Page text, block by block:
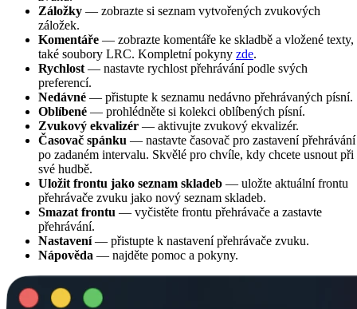
Záložky — zobrazte si seznam vytvořených zvukových
záložek.
Komentáře — zobrazte komentáře ke skladbě a vložené texty,
také soubory LRC. Kompletní pokyny zde.
Rychlost — nastavte rychlost přehrávání podle svých
preferencí.
Nedávné — přistupte k seznamu nedávno přehrávaných písní.
Oblíbené — prohlédněte si kolekci oblíbených písní.
Zvukový ekvalizér — aktivujte zvukový ekvalizér.
Časovač spánku — nastavte časovač pro zastavení přehrávání
po zadaném intervalu. Skvělé pro chvíle, kdy chcete usnout při
své hudbě.
Uložit frontu jako seznam skladeb — uložte aktuální frontu
přehrávače zvuku jako nový seznam skladeb.
Smazat frontu — vyčistěte frontu přehrávače a zastavte
přehrávání.
Nastavení— přistupte k nastavení přehrávače zvuku.
Nápověda — najděte pomoc a pokyny.